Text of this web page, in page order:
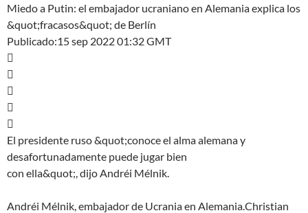
Miedo a Putin: el embajador ucraniano en Alemania explica los
&quot;fracasos&quot; de Berlín
Publicado:15 sep 2022 01:32 GMT





El presidente ruso &quot;conoce el alma alemana y
desafortunadamente puede jugar bien
con ella&quot;, dijo Andréi Mélnik.
Andréi Mélnik, embajador de Ucrania en Alemania.Christian